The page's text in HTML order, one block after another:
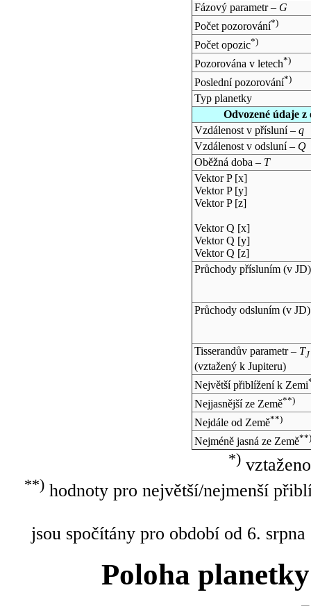
Fázový parametr – G
Počet pozorování*)
Počet opozic*)
Pozorována v letech*)
Poslední pozorování*)
Typ planetky
Odvozené údaje
Vzdálenost v přísluní – q
Vzdálenost v odsluní – Q
Oběžná doba – T
Vektor P [x]
Vektor P [y]
Vektor P [z]
Vektor Q [x]
Vektor Q [y]
Vektor Q [z]
Průchody přísluním (v JD)
Průchody odsluním (v JD)
Tisserandův parametr – TJ
(vztažený k Jupiteru)
Největší přiblížení k Zemi
Nejjasnější ze Země**)
Nejdále od Země**)
Nejméně jasná ze Země**)
*)
**)hodnoty pro největší/nejmenší
jsou spočítány pro období od 6.
Poloha